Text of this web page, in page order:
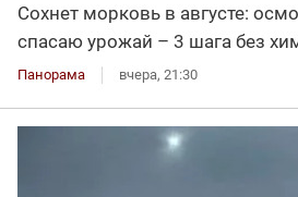
Сохнет морковь в августе:
спасаю урожай – 3 шага без
Панорама вчера, 21:30